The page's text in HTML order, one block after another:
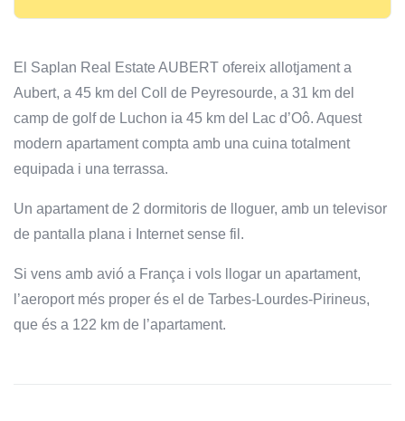
El Saplan Real Estate AUBERT ofereix allotjament a
Aubert, a 45 km del Coll de Peyresourde, a 31 km del
camp de golf de Luchon ia 45 km del Lac d’Oô. Aquest
modern apartament compta amb una cuina totalment
equipada i una terrassa.
Un apartament de 2 dormitoris de lloguer, amb un televisor
de pantalla plana i Internet sense fil.
Si vens amb avió a França i vols llogar un apartament,
l’aeroport més proper és el de Tarbes-Lourdes-Pirineus,
que és a 122 km de l’apartament.